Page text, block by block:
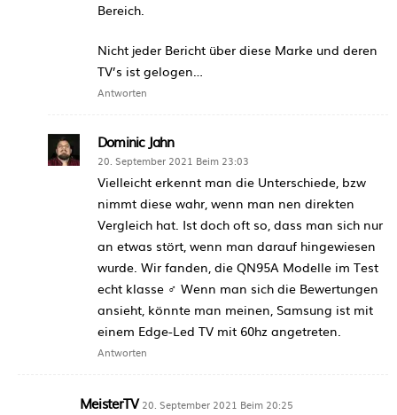
Bereich.
Nicht jeder Bericht über diese Marke und deren
TV’s ist gelogen…
Antworten
Dominic Jahn
20. September 2021 Beim 23:03
Vielleicht erkennt man die Unterschiede, bzw
nimmt diese wahr, wenn man nen direkten
Vergleich hat. Ist doch oft so, dass man sich nur
an etwas stört, wenn man darauf hingewiesen
wurde. Wir fanden, die QN95A Modelle im Test
echt klasse ‍♂️ Wenn man sich die Bewertungen
ansieht, könnte man meinen, Samsung ist mit
einem Edge-Led TV mit 60hz angetreten.
Antworten
MeisterTV 20. September 2021 Beim 20:25